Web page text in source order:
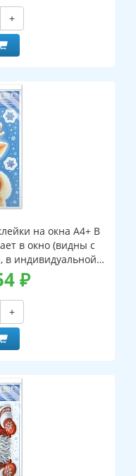
+
на окна А4+ В
в окно (видны с
в индивидуальной
клапаном)
₽
+